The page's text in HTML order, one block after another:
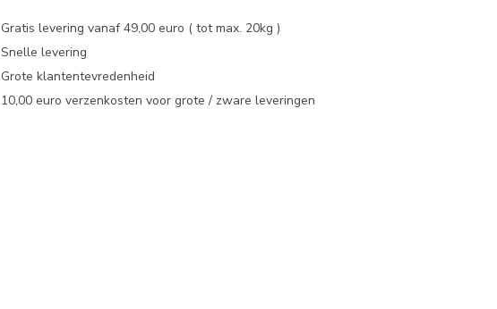
Gratis levering vanaf 49,00 euro ( tot max. 20kg )
Snelle levering
Grote klantentevredenheid
10,00 euro verzenkosten voor grote / zware leveringen